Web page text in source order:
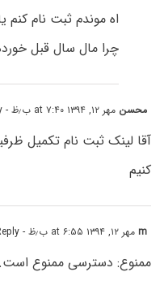
اه موندم ثبت نام کنم
چرا مال سال قبل
محسن مهر ۱۲, ۱۳۹۴ at ۷:۴۰ ب٫ظ - Reply
آقا لینک ثبت نام تکمیل
کنیم
mمهر ۱۲, ۱۳۹۴ at ۶:۵۵ ب٫ظ - Reply
ممنوع: دسترسی ممنوع است.